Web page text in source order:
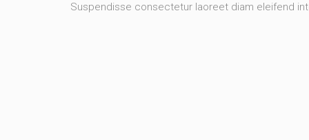
Suspendisse consectetur laoreet diam eleifend